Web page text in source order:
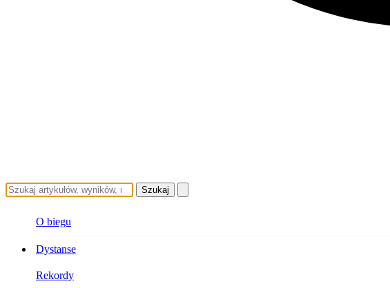
Szukaj
O biegu
Dystanse
Rekordy